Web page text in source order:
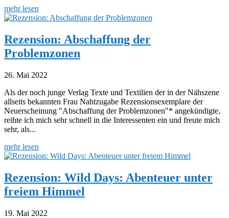
mehr lesen
Rezension: Abschaffung der
Problemzonen
26. Mai 2022
Als der noch junge Verlag Texte und Textilien der in der Nähszene
allseits bekannten Frau Nahtzugabe Rezensionsexemplare der
Neuerscheinung "Abschaffung der Problemzonen"* angekündigte,
reihte ich mich sehr schnell in die Interessenten ein und freute mich
sehr, als...
mehr lesen
Rezension: Wild Days: Abenteuer unter
freiem Himmel
19. Mai 2022